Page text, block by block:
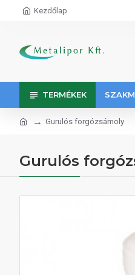
Kezdőlap
TERMÉKEK
Gurulós forgózsámoly
Gurulós